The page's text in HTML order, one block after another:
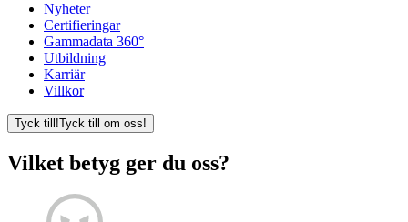
Nyheter
Certifieringar
Gammadata 360°
Utbildning
Karriär
Villkor
Tyck till!Tyck till om oss!
Vilket betyg ger du oss?